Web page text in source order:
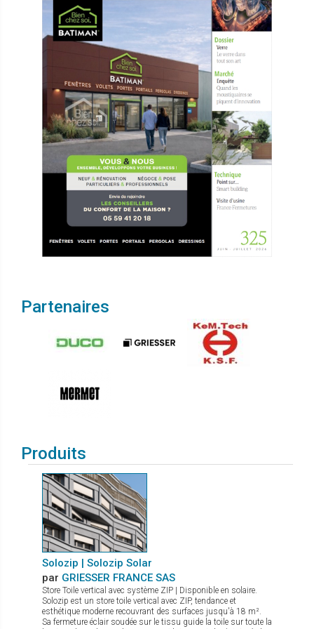
Partenaires
Produits
Solozip | Solozip Solar
par GRIESSER FRANCE SAS
Store Toile vertical avec système ZIP | Disponible en solaire.
Solozip est un store toile vertical avec ZIP, tendance et
esthétique moderne recouvrant des surfaces jusqu'à 18 m².
Sa fermeture éclair soudée sur le tissu guide la toile sur toute la